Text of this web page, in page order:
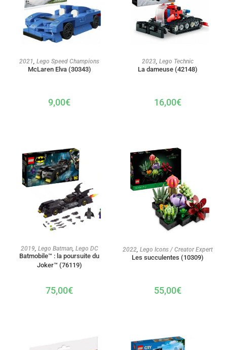
AJOUTER AU PANIER
2021 Lego Speed Champions
McLaren Elva (30343)
9,00€
AJOUTER AU PANIER
2023 Lego Technic
La dameuse (42148)
16,00€
AJOUTER AU PANIER
2019, Lego Batman, Lego DC
Batmobile™ : la poursuite du
Joker™ (76119)
75,00€
2022 Lego Icons / Creator Expert
Les succulentes (10309)
55,00€